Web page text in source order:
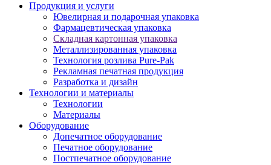
Продукция и услуги
Ювелирная и подарочная упаковка
Фармацевтическая упаковка
Складная картонная упаковка
Металлизированная упаковка
Технология розлива Pure-Pak
Рекламная печатная продукция
Разработка и дизайн
Технологии и материалы
Технологии
Материалы
Оборудование
Допечатное оборудование
Печатное оборудование
Постпечатное оборудование